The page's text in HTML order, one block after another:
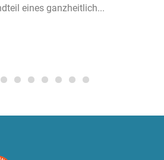
eines ganzheitlich...